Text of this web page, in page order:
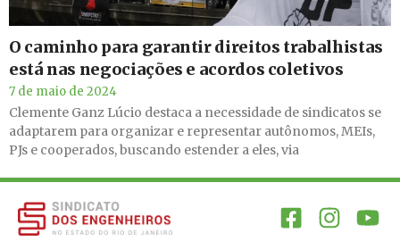
O caminho para garantir direitos trabalhistas
está nas negociações e acordos coletivos
7 de maio de 2024
Clemente Ganz Lúcio destaca a necessidade de sindicatos se
adaptarem para organizar e representar autônomos, MEIs,
PJs e cooperados, buscando estender a eles, via